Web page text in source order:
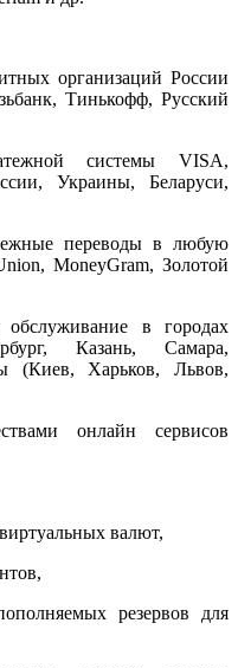
организаций России
Тинькофф, Русский
системы VISA,
Украины, Беларуси,
переводы в любую
MoneyGram, Золотой
в городах
Казань, Самара,
(Киев, Харьков, Львов,
онлайн сервисов
валют,
резервов для